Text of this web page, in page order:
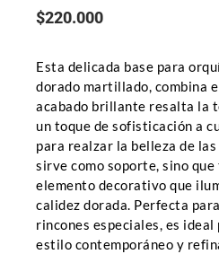
$220.000
Esta delicada base para
dorado martillado, combina
acabado brillante resalta la
un toque de sofisticación a
para realzar la belleza de
sirve como soporte, sino
elemento decorativo que
calidez dorada. Perfecta
rincones especiales, es ideal
estilo contemporáneo y